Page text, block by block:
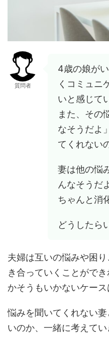
質問者
4歳の娘が
くコミュニ
いと感じて
また、その
なそうだよ
てくれない
妻は他の悩
んなそうだ
ちゃんと消
どうしたら
夫婦は互いの悩みや困
き合っていくことがで
かそうもいかないケース
悩みを聞いてくれない
いのか、一緒に考えてい